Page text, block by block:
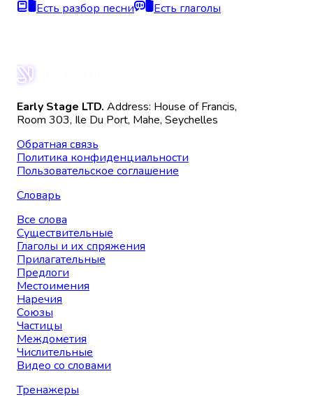
Есть разбор песни Есть глаголы
Early Stage LTD. Address: House of Francis,
Room 303, Ile Du Port, Mahe, Seychelles
Обратная связь
Политика конфиденциальности
Пользовательское соглашение
Словарь
Все слова
Существительные
Глаголы и их спряжения
Прилагательные
Предлоги
Местоимения
Наречия
Союзы
Частицы
Междометия
Числительные
Видео со словами
Тренажеры